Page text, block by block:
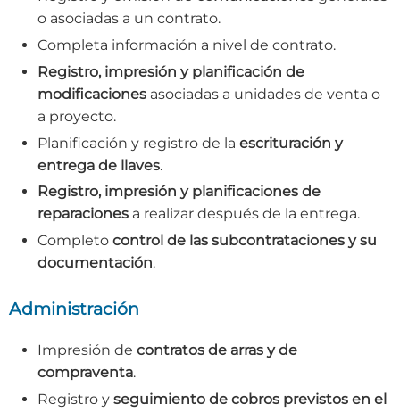
o asociadas a un contrato.
Completa información a nivel de contrato.
Registro, impresión y planificación de
modificaciones asociadas a unidades de venta o
a proyecto.
Planificación y registro de la escrituración y
entrega de llaves.
Registro, impresión y planificaciones de
reparaciones a realizar después de la entrega.
Completo control de las subcontrataciones y su
documentación.
Administración
Impresión de contratos de arras y de
compraventa.
Registro y seguimiento de cobros previstos en el